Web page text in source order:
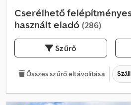
Cserélhető
használt eladó (286)
Szűrő
Összes szűrő eltávolítása